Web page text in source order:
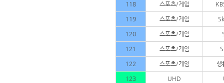
118 스포츠/게임
119 스포츠/게임
120 스포츠/게임
121 스포츠/게임
122 스포츠/게임 생
123 UHD